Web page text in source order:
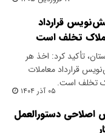
قرارداد
تخلف است
تأکید کرد: اخذ هر
قرارداد معاملات
تخلف است.
۰۵ آذر ۱۴۰۴
دستورالعمل